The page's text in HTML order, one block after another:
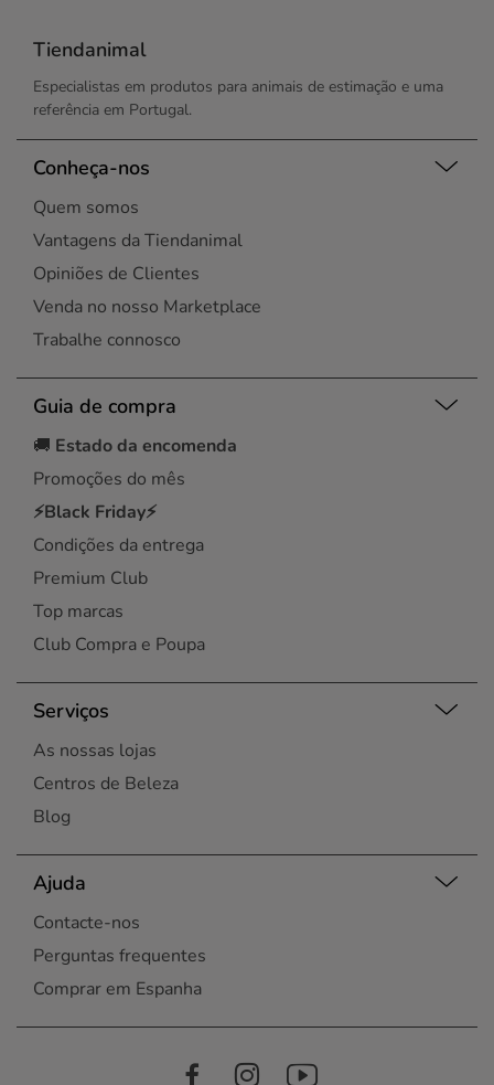
Tiendanimal
Especialistas em produtos para animais de estimação e uma
referência em Portugal.
Conheça-nos
Quem somos
Vantagens da Tiendanimal
Opiniões de Clientes
Venda no nosso Marketplace
Trabalhe connosco
Guia de compra
🚚 Estado da encomenda
Promoções do mês
⚡Black Friday⚡
Condições da entrega
Premium Club
Top marcas
Club Compra e Poupa
Serviços
As nossas lojas
Centros de Beleza
Blog
Ajuda
Contacte-nos
Perguntas frequentes
Comprar em Espanha